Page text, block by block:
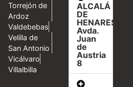
Torrejón de
Ardoz
Valdebebas
Velilla de
San Antonio
Vicálvaro
Villalbilla
ALCALÁ
DE
HENARES,
Avda.
Juan
de
Austria
8